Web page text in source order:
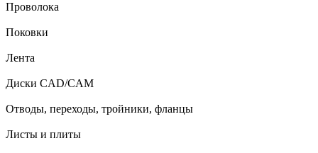
Проволока
Поковки
Лента
Диски CAD/CAM
Отводы, переходы, тройники, фланцы
Листы и плиты